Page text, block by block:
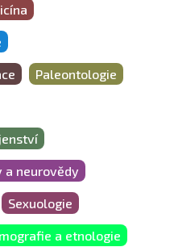
Paleontologie
a neurovědy
Sexuologie
a etnologie